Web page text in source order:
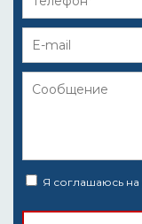
Я соглашаюсь на